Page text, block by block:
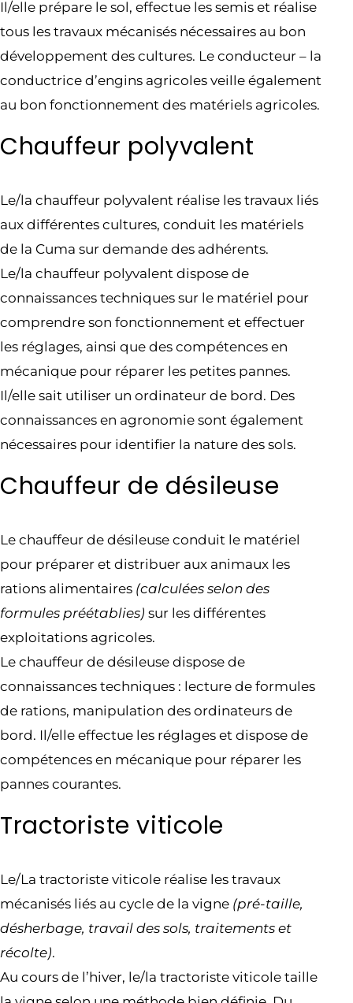
Il/elle prépare le sol, effectue les semis et réalise
tous les travaux mécanisés nécessaires au bon
développement des cultures. Le conducteur – la
conductrice d’engins agricoles veille également
au bon fonctionnement des matériels agricoles.
Chauffeur polyvalent
Le/la chauffeur polyvalent réalise les travaux liés
aux différentes cultures, conduit les matériels
de la Cuma sur demande des adhérents.
Le/la chauffeur polyvalent dispose de
connaissances techniques sur le matériel pour
comprendre son fonctionnement et effectuer
les réglages, ainsi que des compétences en
mécanique pour réparer les petites pannes.
Il/elle sait utiliser un ordinateur de bord. Des
connaissances en agronomie sont également
nécessaires pour identifier la nature des sols.
Chauffeur de désileuse
Le chauffeur de désileuse conduit le matériel
pour préparer et distribuer aux animaux les
rations alimentaires (calculées selon des
formules préétablies) sur les différentes
exploitations agricoles.
Le chauffeur de désileuse dispose de
connaissances techniques : lecture de formules
de rations, manipulation des ordinateurs de
bord. Il/elle effectue les réglages et dispose de
compétences en mécanique pour réparer les
pannes courantes.
Tractoriste viticole
Le/La tractoriste viticole réalise les travaux
mécanisés liés au cycle de la vigne (pré-taille,
désherbage, travail des sols, traitements et
récolte).
Au cours de l’hiver, le/la tractoriste viticole taille